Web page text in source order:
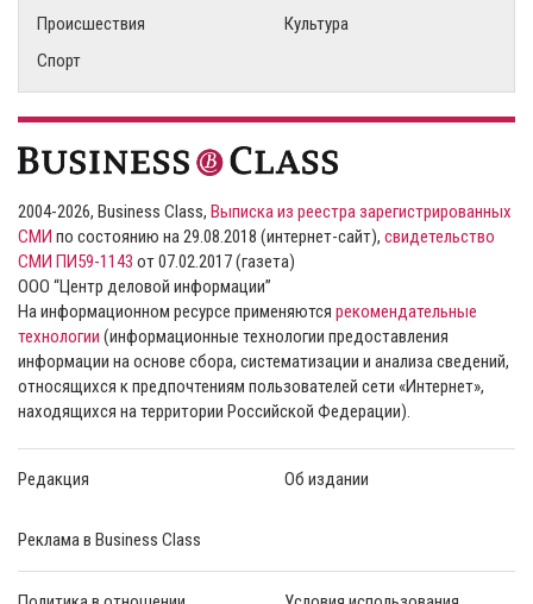
Происшествия
Культура
Спорт
2004-2026, Business Class, Выписка из реестра зарегистрированных
СМИ по состоянию на 29.08.2018 (интернет-сайт), свидетельство
СМИ ПИ59-1143 от 07.02.2017 (газета)
ООО “Центр деловой информации”
На информационном ресурсе применяются рекомендательные
технологии (информационные технологии предоставления
информации на основе сбора, систематизации и анализа сведений,
относящихся к предпочтениям пользователей сети «Интернет»,
находящихся на территории Российской Федерации).
Редакция Об издании
Реклама в Business Class